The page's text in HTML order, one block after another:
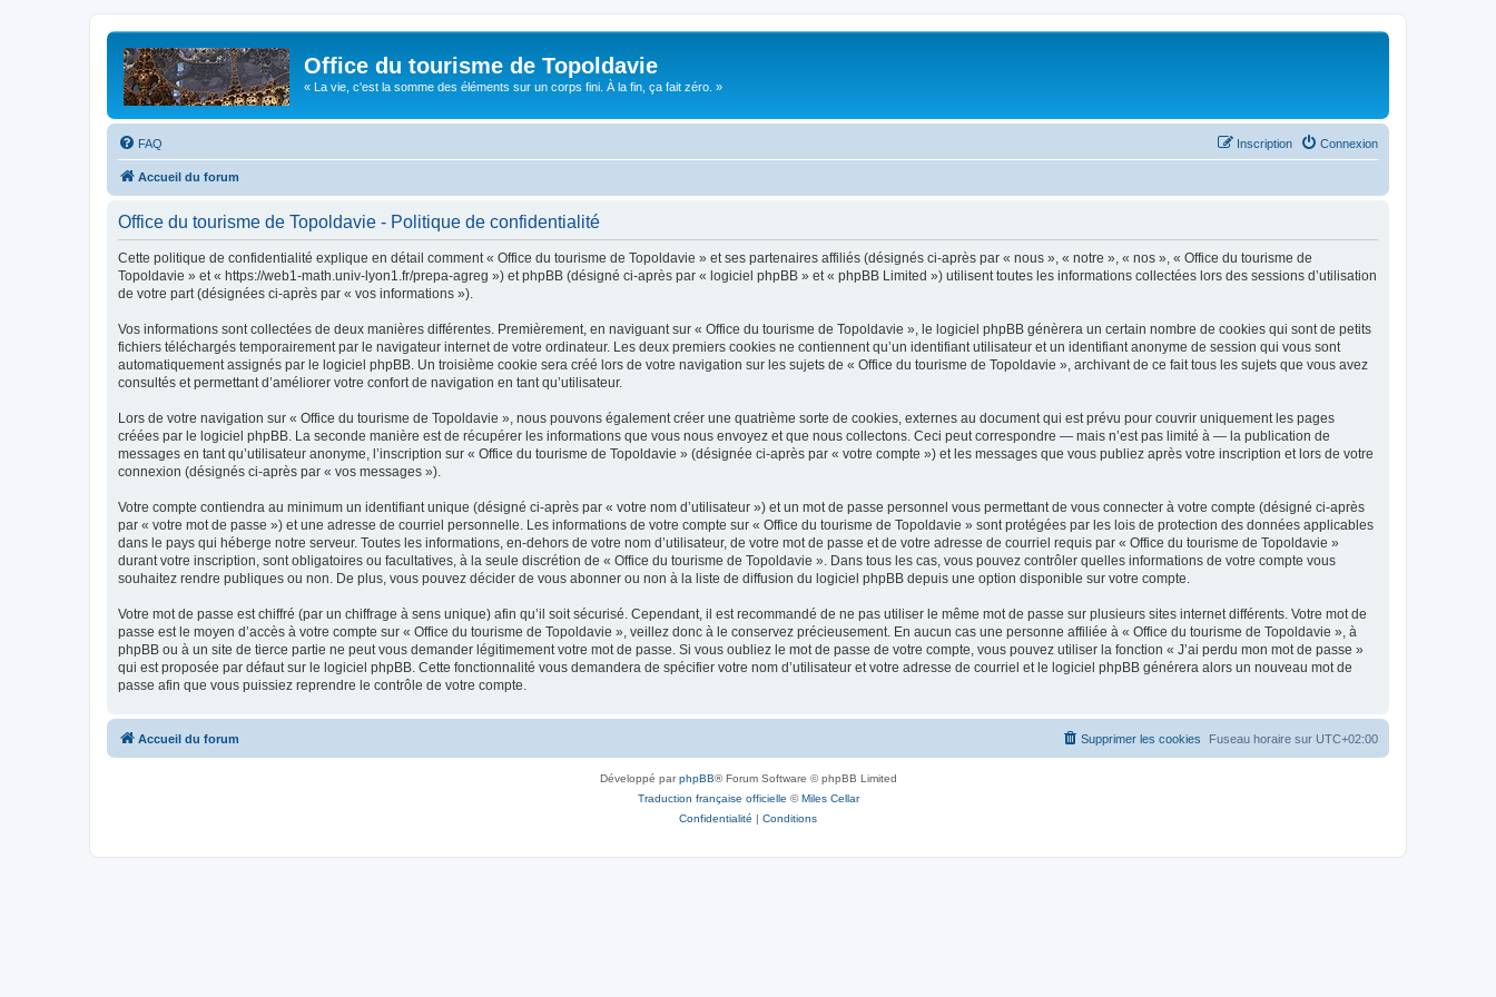
Office du tourisme de Topoldavie
« La vie, c'est la somme des éléments sur un corps fini. À la fin, ça fait zéro. »
FAQ Connexion
Inscription
Accueil du forum
Office du tourisme de Topoldavie - Politique de confidentialité
Cette politique de confidentialité explique en détail comment « Office du tourisme de Topoldavie » et ses partenaires affiliés (désignés ci-après par « nous », « notre », « nos », « Office du tourisme de
Topoldavie » et « https://web1-math.univ-lyon1.fr/prepa-agreg ») et phpBB (désigné ci-après par « logiciel phpBB » et « phpBB Limited ») utilisent toutes les informations collectées lors des sessions d’utilisation
de votre part (désignées ci-après par « vos informations »).
Vos informations sont collectées de deux manières différentes. Premièrement, en naviguant sur « Office du tourisme de Topoldavie », le logiciel phpBB génèrera un certain nombre de cookies qui sont de petits
fichiers téléchargés temporairement par le navigateur internet de votre ordinateur. Les deux premiers cookies ne contiennent qu’un identifiant utilisateur et un identifiant anonyme de session qui vous sont
automatiquement assignés par le logiciel phpBB. Un troisième cookie sera créé lors de votre navigation sur les sujets de « Office du tourisme de Topoldavie », archivant de ce fait tous les sujets que vous avez
consultés et permettant d’améliorer votre confort de navigation en tant qu’utilisateur.
Lors de votre navigation sur « Office du tourisme de Topoldavie », nous pouvons également créer une quatrième sorte de cookies, externes au document qui est prévu pour couvrir uniquement les pages
créées par le logiciel phpBB. La seconde manière est de récupérer les informations que vous nous envoyez et que nous collectons. Ceci peut correspondre — mais n’est pas limité à — la publication de
messages en tant qu’utilisateur anonyme, l’inscription sur « Office du tourisme de Topoldavie » (désignée ci-après par « votre compte ») et les messages que vous publiez après votre inscription et lors de votre
connexion (désignés ci-après par « vos messages »).
Votre compte contiendra au minimum un identifiant unique (désigné ci-après par « votre nom d’utilisateur ») et un mot de passe personnel vous permettant de vous connecter à votre compte (désigné ci-après
par « votre mot de passe ») et une adresse de courriel personnelle. Les informations de votre compte sur « Office du tourisme de Topoldavie » sont protégées par les lois de protection des données applicables
dans le pays qui héberge notre serveur. Toutes les informations, en-dehors de votre nom d’utilisateur, de votre mot de passe et de votre adresse de courriel requis par « Office du tourisme de Topoldavie »
durant votre inscription, sont obligatoires ou facultatives, à la seule discrétion de « Office du tourisme de Topoldavie ». Dans tous les cas, vous pouvez contrôler quelles informations de votre compte vous
souhaitez rendre publiques ou non. De plus, vous pouvez décider de vous abonner ou non à la liste de diffusion du logiciel phpBB depuis une option disponible sur votre compte.
Votre mot de passe est chiffré (par un chiffrage à sens unique) afin qu’il soit sécurisé. Cependant, il est recommandé de ne pas utiliser le même mot de passe sur plusieurs sites internet différents. Votre mot de
passe est le moyen d’accès à votre compte sur « Office du tourisme de Topoldavie », veillez donc à le conservez précieusement. En aucun cas une personne affiliée à « Office du tourisme de Topoldavie », à
phpBB ou à un site de tierce partie ne peut vous demander légitimement votre mot de passe. Si vous oubliez le mot de passe de votre compte, vous pouvez utiliser la fonction « J’ai perdu mon mot de passe »
qui est proposée par défaut sur le logiciel phpBB. Cette fonctionnalité vous demandera de spécifier votre nom d’utilisateur et votre adresse de courriel et le logiciel phpBB générera alors un nouveau mot de
passe afin que vous puissiez reprendre le contrôle de votre compte.
Accueil du forum Fuseau horaire sur UTC+02:00
Supprimer les cookies
Développé parphpBB® Forum Software © phpBB Limited
Traduction française officielle ©Miles Cellar
Confidentialité | Conditions